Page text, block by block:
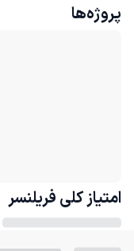
پروژه‌ها
امتیاز کلی فریلنسر